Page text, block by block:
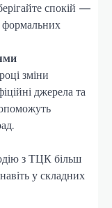
спокій —
формальних
зміни
джерела та
з ТЦК більш
у складних